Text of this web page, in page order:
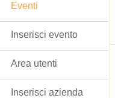
Eventi
Inserisci evento
Area utenti
Inserisci azienda